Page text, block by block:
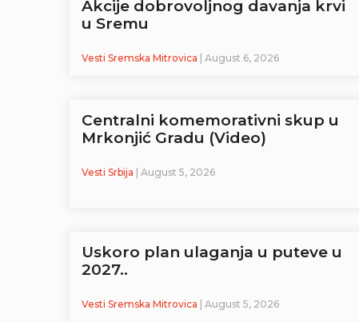
Akcije dobrovoljnog davanja krvi
u Sremu
Vesti Sremska Mitrovica | August 6, 2026
Centralni komemorativni skup u
Mrkonjić Gradu (Video)
Vesti Srbija | August 5, 2026
Uskoro plan ulaganja u puteve u
2027..
Vesti Sremska Mitrovica | August 5, 2026